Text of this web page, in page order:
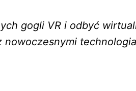
gogli VR i odbyć
nowoczesnymi